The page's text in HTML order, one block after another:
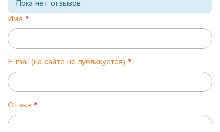
Пока нет отзывов
Имя
E-mail (на сайте не публикуется)
Отзыв